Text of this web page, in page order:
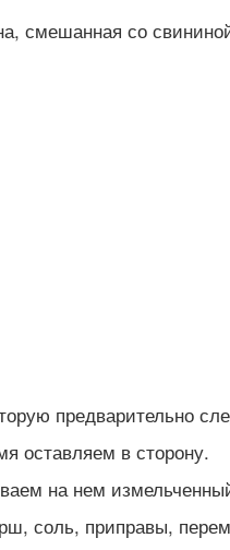
смешанная со
предварительно
оставляем в сторону.
на нем
соль, приправы,